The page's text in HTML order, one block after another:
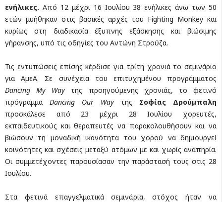
ενήλικες. Από 12 μέχρι 16 Ιουλίου 38 ενήλικες άνω των 50
ετών μυήθηκαν στις βασικές αρχές του Fighting Monkey και
κυρίως στη διαδικασία έξυπνης εξάσκησης και βιώσιμης
γήρανσης, υπό τις οδηγίες τoυ Αντώνη Στρούζα.
Τις εντυπώσεις επίσης κέρδισε για τρίτη χρονιά το σεμινάριο
για ΑμεΑ. Σε συνέχεια του επιτυχημένου προγράμματος
Dancing My Way της προηγούμενης χρονιάς, το φετινό
πρόγραμμα Dancing Our Way της Σοφίας Δρούμπαλη
προσκάλεσε από 23 μέχρι 28 Ιουλίου χορευτές,
εκπαιδευτικούς και θεραπευτές να παρακολουθήσουν και να
βιώσουν τη μοναδική ικανότητα του χορού να δημιουργεί
κοινότητες και σχέσεις μεταξύ ατόμων με και χωρίς αναπηρία.
Οι συμμετέχοντες παρουσίασαν την παράστασή τους στις 28
Ιουλίου.
Στα φετινά επαγγελματικά σεμινάρια, στόχος ήταν να